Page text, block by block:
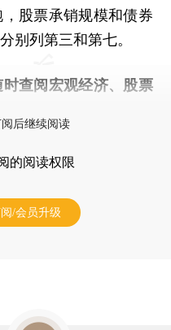
股票承销规模和债券
别列第三和第七。
时查阅宏观经济、股票
后继续阅读
的阅读权限
/会员升级